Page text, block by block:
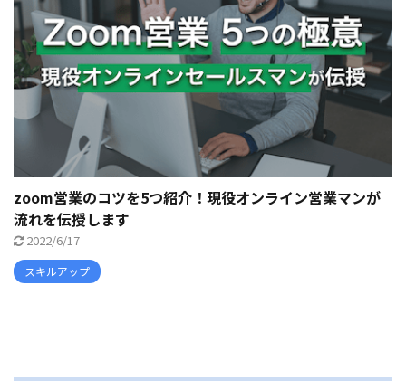
zoom営業のコツを5つ紹介！現役オンライン営業マンが
流れを伝授します
2022/6/17
スキルアップ